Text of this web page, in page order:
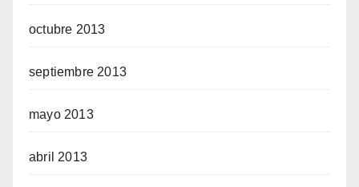
octubre 2013
septiembre 2013
mayo 2013
abril 2013